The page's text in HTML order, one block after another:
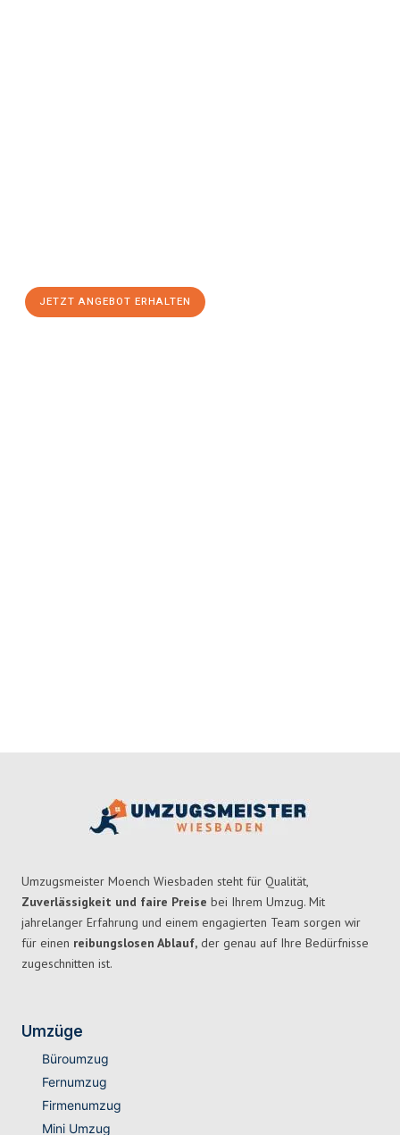
JETZT ANGEBOT ERHALTEN
Umzugsmeister Moench Wiesbaden steht für Qualität,
Zuverlässigkeit und faire Preise bei Ihrem Umzug. Mit
jahrelanger Erfahrung und einem engagierten Team sorgen wir
für einen reibungslosen Ablauf, der genau auf Ihre Bedürfnisse
zugeschnitten ist.
Umzüge
Büroumzug
Fernumzug
Firmenumzug
Mini Umzug